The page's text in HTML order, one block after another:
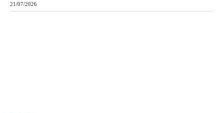
21/07/2026